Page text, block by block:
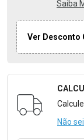
Saiba
Ver Desconto
Formulário
Não